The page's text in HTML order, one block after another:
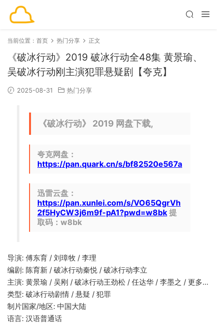
当前位置： 首页 热门分享 正文
《破冰行动》2019 破冰行动全48集 黄景瑜、
吴破冰行动刚主演犯罪悬疑剧【夸克】
2025-08-31 热门分享
《破冰行动》 2019 网盘下载,
夸克网盘：
https://pan.quark.cn/s/bf82520e567a
迅雷云盘：
https://pan.xunlei.com/s/VO65QgrVh
2f5HyCW3j6m9f-pA1?pwd=w8bk 提
取码：w8bk
导演: 傅东育 / 刘璋牧 / 李理
编剧: 陈育新 / 破冰行动秦悦 / 破冰行动李立
主演: 黄景瑜 / 吴刚 / 破冰行动王劲松 / 任达华 / 李墨之 / 更多…
类型: 破冰行动剧情 / 悬疑 / 犯罪
制片国家/地区: 中国大陆
语言: 汉语普通话